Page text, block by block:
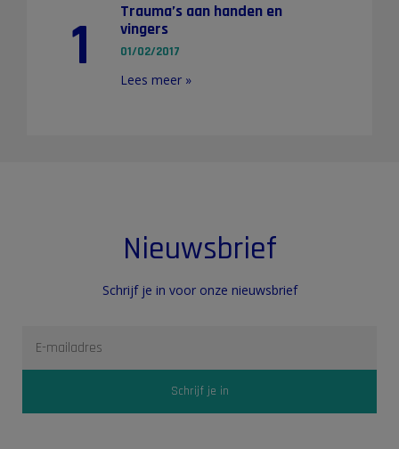
1
Trauma’s aan handen en
vingers
01/02/2017
Lees meer »
Nieuwsbrief
Schrijf je in voor onze nieuwsbrief